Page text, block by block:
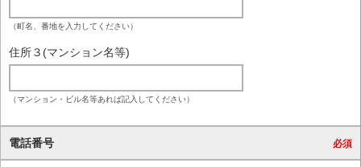
（町名、番地を入力してください）
住所３(マンション名等)
（マンション・ビル名等あれば記入してください）
電話番号 必須